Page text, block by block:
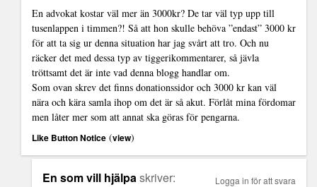
En advokat kostar väl mer än 3000kr? De tar väl typ upp till
tusenlappen i timmen?! Så att hon skulle behöva ”endast” 3000 kr
för att ta sig ur denna situation har jag svårt att tro. Och nu
räcker det med dessa typ av tiggerikommentarer, så jävla
tröttsamt det är inte vad denna blogg handlar om.
Som ovan skrev det finns donationssidor och 3000 kr kan väl
nära och kära samla ihop om det är så akut. Förlåt mina fördomar
men låter mer som att annat ska göras för pengarna.
Like Button Notice (view)
En som vill hjälpaskriver: Logga in för att svara